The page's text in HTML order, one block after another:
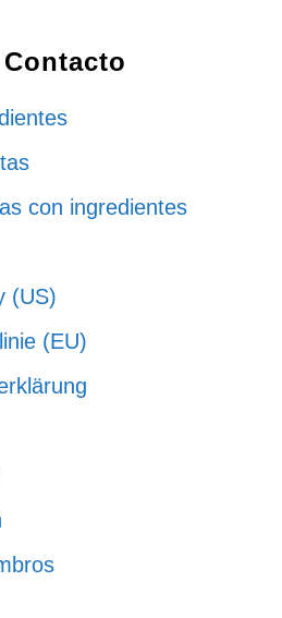
Contacto
con ingredientes
(US)
(EU)